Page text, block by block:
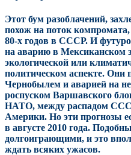
Этот бум разоблачений,
похож на поток
80-х годов в СССР. И
на аварию в Мексиканском
экологической или
политическом аспекте. Они
Чернобылем и аварией на
роспуском Варшавского
НАТО, между распадом
Америки. Но эти прогнозы
в августе 2010 года.
долгоиграющими, и это
ждать всяких ужасов.